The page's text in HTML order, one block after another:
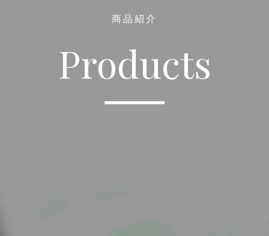
商品紹介
Products